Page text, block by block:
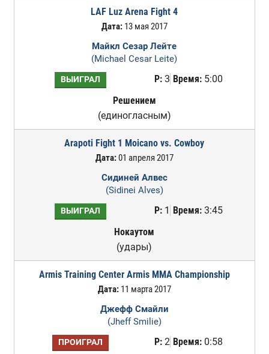
LAF Luz Arena Fight 4
Дата:13 мая 2017
Майкл Сезар Лейте
(Michael Cesar Leite)
ВЫИГРАЛ Р:3 Время:5:00
Решением
(единогласным)
Arapoti Fight 1 Moicano vs. Cowboy
Дата:01 апреля 2017
Сидиней Алвес
(Sidinei Alves)
ВЫИГРАЛ Р:1 Время:3:45
Нокаутом
(удары)
Armis Training Center Armis MMA Championship
Дата:11 марта 2017
Джефф Смайли
(Jheff Smilie)
ПРОИГРАЛ Р:2 Время:0:58